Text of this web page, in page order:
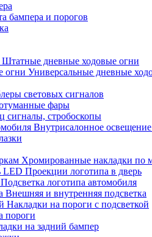
бампера и порогов
Штатные дневные ходовые огни
Универсальные дневные
световых сигналов
фары
сигналы, стробоскопы
Внутрисалонное
Хромированные накладки по
LED Проекции логотипа в дверь
Подсветка логотипа автомобиля
Внешняя и внутренняя подсветка
Накладки на пороги с подсветкой
пороги
на задний бампер